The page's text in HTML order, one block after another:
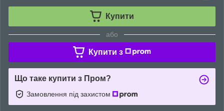
Купити
або
Купити з
Що таке купити з Пром?
Замовлення під захистом